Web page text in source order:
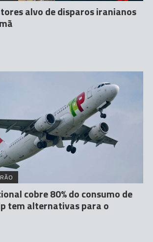
alvo de disparos iranianos
cobre 80% do consumo de
tem alternativas para o